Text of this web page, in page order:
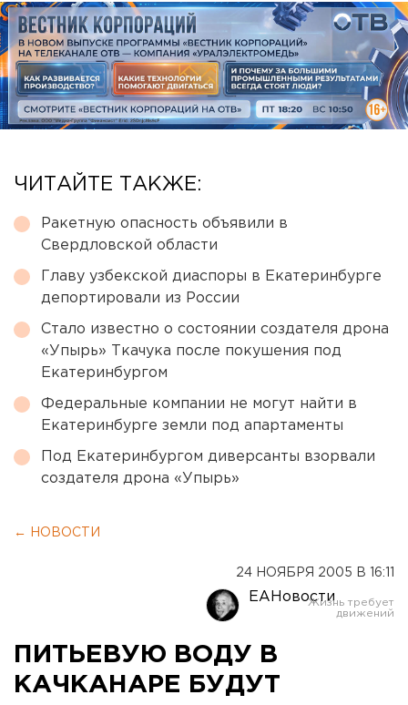
ЧИТАЙТЕ ТАКЖЕ:
Ракетную опасность объявили в
Свердловской области
Главу узбекской диаспоры в Екатеринбурге
депортировали из России
Стало известно о состоянии создателя дрона
«Упырь» Ткачука после покушения под
Екатеринбургом
Федеральные компании не могут найти в
Екатеринбурге земли под апартаменты
Под Екатеринбургом диверсанты взорвали
создателя дрона «Упырь»
← НОВОСТИ
24 НОЯБРЯ 2005 В 16:11
ЕАНовости
ПИТЬЕВУЮ ВОДУ В
КАЧКАНАРЕ БУДУТ